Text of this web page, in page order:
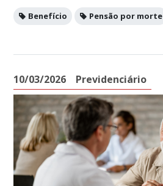
Benefício Pensão por morte
10/03/2026 Previdenciário